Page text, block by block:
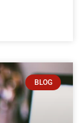
BLOG